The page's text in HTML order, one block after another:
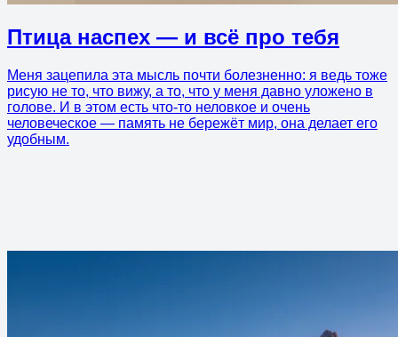
Птица наспех — и всё про тебя
Меня зацепила эта мысль почти болезненно: я ведь тоже
рисую не то, что вижу, а то, что у меня давно уложено в
голове. И в этом есть что-то неловкое и очень
человеческое — память не бережёт мир, она делает его
удобным.